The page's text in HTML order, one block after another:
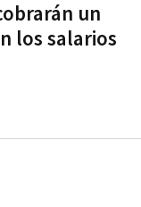
un
los salarios